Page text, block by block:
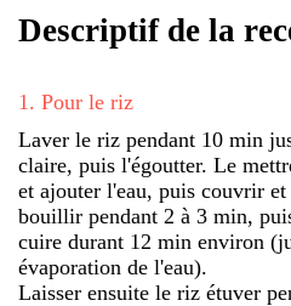
Descriptif de la
1 . Pour le riz
Laver le riz pendant 10 min
claire, puis l'égoutter. Le
et ajouter l'eau, puis couvrir
bouillir pendant 2 à 3 min,
cuire durant 12 min environ
évaporation de l'eau).
Laisser ensuite le riz étuver